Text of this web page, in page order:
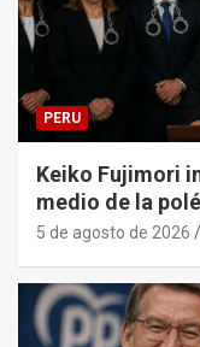
PERU
Keiko Fujimori
medio de la
5 de agosto de 2026